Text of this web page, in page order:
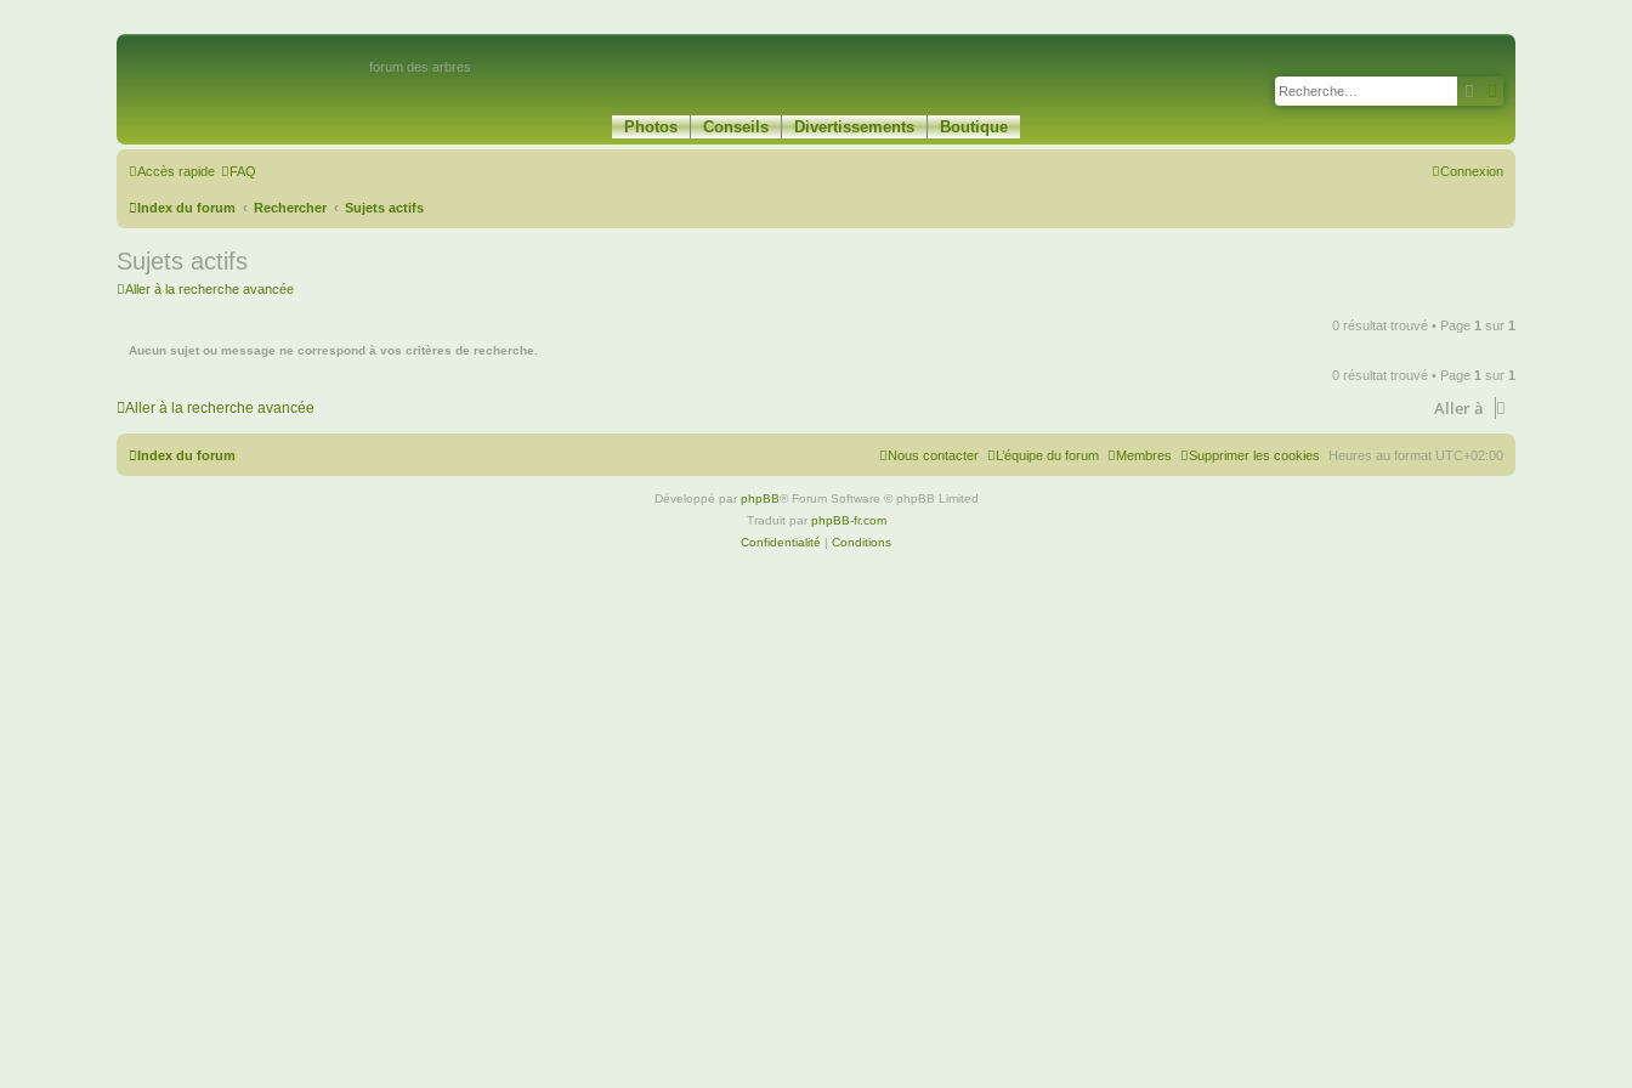
forum des arbres
Rechercher
Photos Conseils Divertissements Boutique
Accès rapide FAQ Connexion
Index du forum Rechercher Sujets actifs
Sujets actifs
Aller à la recherche avancée
0 résultat trouvé • Page 1 sur 1
Aucun sujet ou message ne correspond à vos critères de recherche.
0 résultat trouvé • Page 1 sur 1
Aller à la recherche avancée Aller à
Index du forum Heures au format UTC+02:00
Supprimer les cookies
Membres
L’équipe du forum
Nous contacter
Développé par phpBB® Forum Software © phpBB Limited
Traduit par phpBB-fr.com
Confidentialité | Conditions